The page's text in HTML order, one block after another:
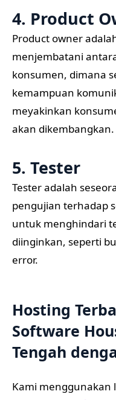
4. Product
Product owner
menjembatani
konsumen, dimana
kemampuan
meyakinkan
akan dikembangkan.
5. Tester
Tester adalah
pengujian terhadap
untuk menghindari
diinginkan, seperti
error.
Hosting
Software
Tengah
Kami menggunakan